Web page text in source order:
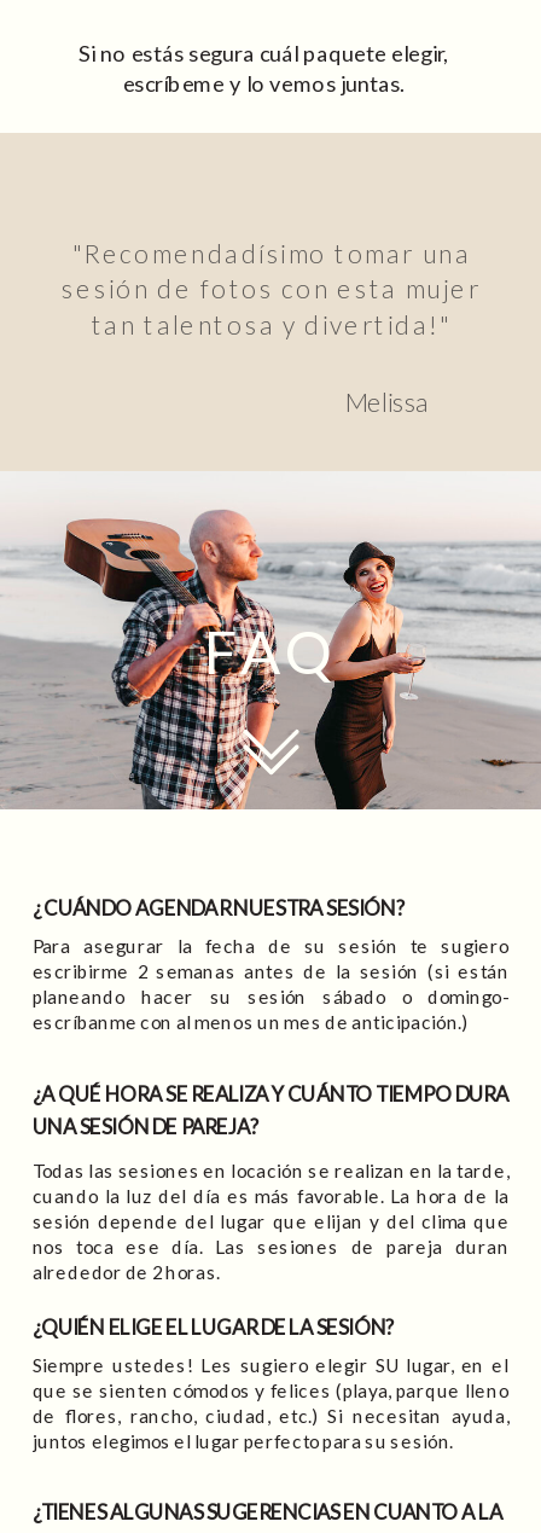
Si no estás segura cuál paquete elegir,
escríbeme y lo vemos juntas.
"Recomendadísimo tomar una
sesión de fotos con esta mujer
tan talentosa y divertida!"
Melissa
FAQ
Siempre ustedes! Les sugiero elegir SU lugar, en el
que se sienten cómodos y felices (playa, parque lleno
de flores, rancho, ciudad, etc.) Si necesitan ayuda,
juntos elegimos el lugar perfecto para su sesión.
¿QUIÉN ELIGE EL LUGAR DE LA SESIÓN?
Todas las sesiones en locación se realizan en la tarde,
cuando la luz del día es más favorable. La hora de la
sesión depende del lugar que elijan y del clima que
nos toca ese día. Las sesiones de pareja duran
alrededor de 2 horas.
¿A QUÉ HORA SE REALIZA Y CUÁNTO TIEMPO DURA
UNA SESIÓN DE PAREJA?
Para asegurar la fecha de su sesión te sugiero
escribirme 2 semanas antes de la sesión (si están
planeando hacer su sesión sábado o domingo-
escríbanme con al menos un mes de anticipación.)
¿ CUÁNDO AGENDAR NUESTRA SESIÓN?
¿TIENES ALGUNAS SUGERENCIAS EN CUANTO A LA